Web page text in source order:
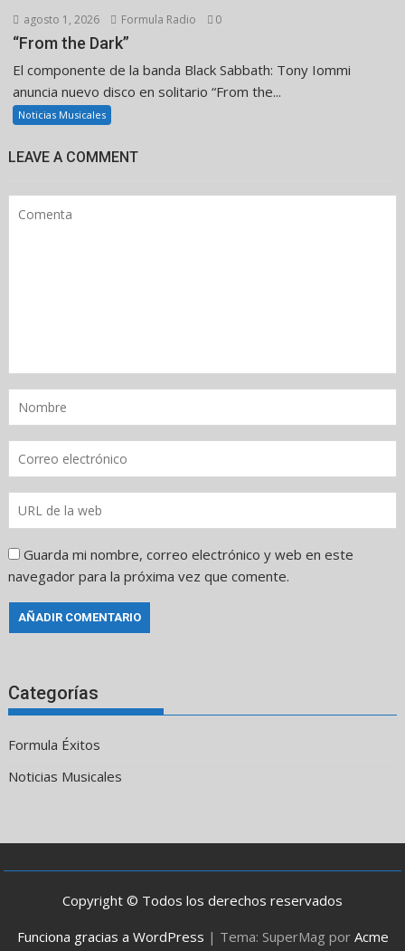
agosto 1, 2026 Formula Radio 0
“From the Dark”
El componente de la banda Black Sabbath: Tony Iommi
anuncia nuevo disco en solitario “From the...
Noticias Musicales
LEAVE A COMMENT
Guarda mi nombre, correo electrónico y web en este
navegador para la próxima vez que comente.
Categorías
Formula Éxitos
Noticias Musicales
Copyright © Todos los derechos reservados
Funciona gracias a WordPress | Tema: SuperMag por Acme